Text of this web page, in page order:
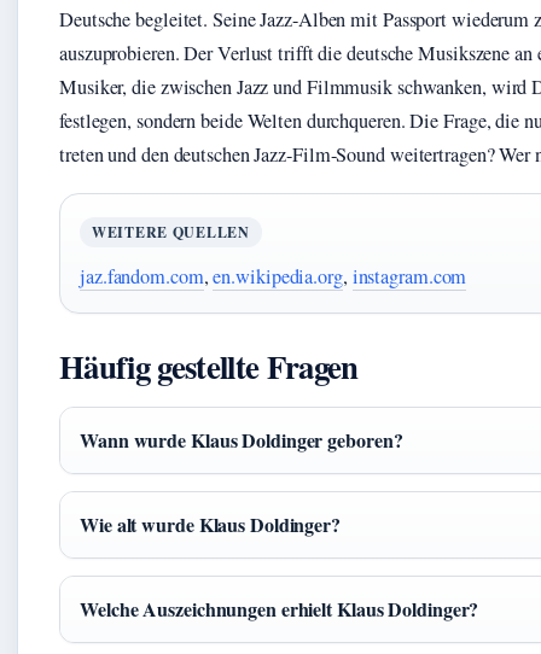
Deutsche begleitet. Seine Jazz-Alben mit Passport wiederum
auszuprobieren. Der Verlust trifft die deutsche Musikszene
Musiker, die zwischen Jazz und Filmmusik schwanken,
festlegen, sondern beide Welten durchqueren. Die Frage, die
treten und den deutschen Jazz-Film-Sound weitertragen?
WEITERE QUELLEN
jaz.fandom.com,en.wikipedia.org, instagram.com
Häufig gestellte Fragen
Wann wurde Klaus Doldinger geboren?
Wie alt wurde Klaus Doldinger?
Welche Auszeichnungen erhielt Klaus Doldinger?